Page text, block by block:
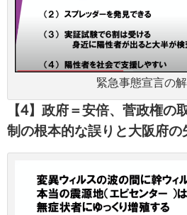
緊急事態宣言の
【4】政府＝安倍、菅政権の
制の根本的な誤りと大阪府の